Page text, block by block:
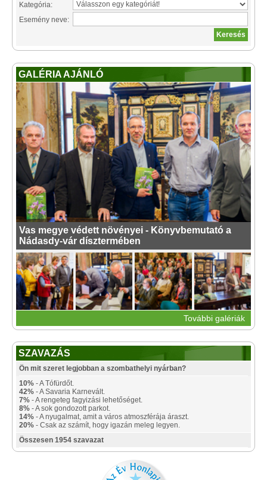
Kategória:
Esemény neve:
GALÉRIA AJÁNLÓ
Vas megye védett növényei - Könyvbemutató a
Nádasdy-vár dísztermében
További galériák
SZAVAZÁS
Ön mit szeret legjobban a szombathelyi nyárban?
10% - A Tófürdőt.
42% - A Savaria Karnevált.
7% - A rengeteg fagyizási lehetőséget.
8% - A sok gondozott parkot.
14% - A nyugalmat, amit a város atmoszférája áraszt.
20% - Csak az számít, hogy igazán meleg legyen.
Összesen 1954 szavazat